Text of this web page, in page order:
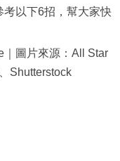
以下6招，幫大家快
圖片來源：All Star
Shutterstock